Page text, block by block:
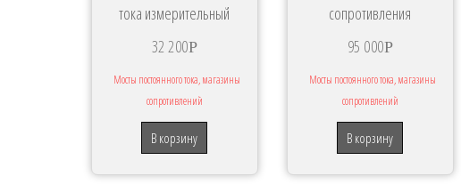
тока измерительный
32 200Р
Мосты постоянного тока, магазины
сопротивлений
В корзину
сопротивления
95 000Р
Мосты постоянного тока, магазины
сопротивлений
В корзину